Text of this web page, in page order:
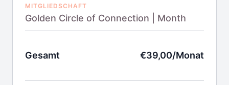
MITGLIEDSCHAFT
Golden Circle of Connection | Month
Gesamt €39,00/Monat